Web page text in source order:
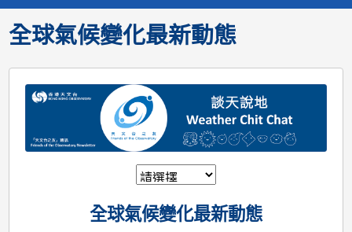
全球氣候變化最新動態
全球氣候變化最新動態